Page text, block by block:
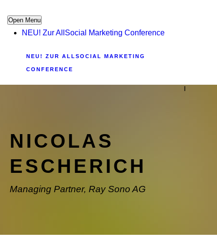
Open Menu
NEU! Zur AllSocial Marketing Conference
NEU! ZUR ALLSOCIAL MARKETING
CONFERENCE
|
NICOLAS
ESCHERICH
Managing Partner, Ray Sono AG